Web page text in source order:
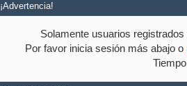
¡Advertencia!
Solamente usuarios
Por favor inicia sesión más abajo o